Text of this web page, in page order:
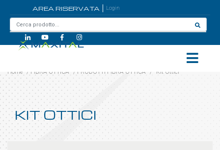
AREA RISERVATA Login
Home / FIBRA OTTICA / PRODOTTI FIBRA OTTICA / Kit Ottici
KIT OTTICI